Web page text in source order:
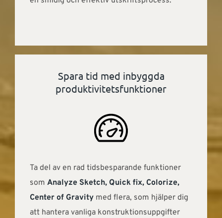
Spara tid med inbyggda
produktivitetsfunktioner
Ta del av en rad tidsbesparande funktioner
som Analyze Sketch, Quick fix, Colorize,
Center of Gravity med flera, som hjälper dig
att hantera vanliga konstruktionsuppgifter